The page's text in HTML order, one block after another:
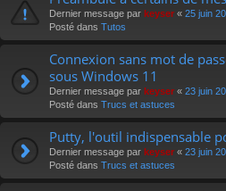
Dernier message par keyser « 25 juin
Posté dans Tutos
Connexion sans mot de
sous Windows 11
Dernier message par keyser « 23 juin
Posté dans Trucs et astuces
Putty, l'outil indispensable
Dernier message par keyser « 23 juin
Posté dans Trucs et astuces